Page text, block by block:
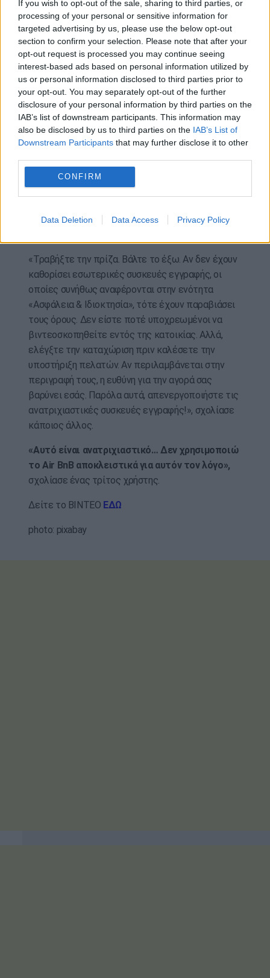
If you wish to opt-out of the sale, sharing to third parties, or
processing of your personal or sensitive information for
targeted advertising by us, please use the below opt-out
section to confirm your selection. Please note that after your
opt-out request is processed you may continue seeing
interest-based ads based on personal information utilized by
us or personal information disclosed to third parties prior to
your opt-out. You may separately opt-out of the further
disclosure of your personal information by third parties on the
IAB’s list of downstream participants. This information may
also be disclosed by us to third parties on the IAB’s List of
Downstream Participants that may further disclose it to other
CONFIRM
Data Deletion Data Access Privacy Policy
μιας ενεργής κράτησης, διαθέτουμε μια ομάδα
ασφαλείας με την οποία μπορείτε να
επικοινωνήσετε μέσω της 24ωρης Γραμμής
Ασφαλείας μας, η οποία είναι διαθέσιμη σε
όλους τους χρήστες»,πρόσθεσαν.
Πώς αντέδρασαν τα μέσα κοινωνικής
δικτύωσης;
Εν τω μεταξύ, στα μέσα κοινωνικής δικτύωσης, το
περιστατικό έχει προκαλέσει συναγερμό σχετικά
με την ασφάλεια και την ιδιωτικότητα των
επισκεπτών.
Αντιδρώντας στο βίντεο του Hardman, ένας
μια χαρά, αλλά το air bnb δεν επιτρέπει στους
«Τραβήξτε την πρίζα. Βάλτε το έξω. Αν δεν έχουν
καθορίσει εσωτερικές συσκευές εγγραφής, οι
οποίες συνήθως αναφέρονται στην ενότητα
«Ασφάλεια & Ιδιοκτησία», τότε έχουν παραβιάσει
τους όρους. Δεν είστε ποτέ υποχρεωμένοι να
βιντεοσκοπηθείτε εντός της κατοικίας. Αλλά,
ελέγξτε την καταχώριση πριν καλέσετε την
υποστήριξη πελατών. Αν περιλαμβάνεται στην
περιγραφή τους, η ευθύνη για την αγορά σας
βαρύνει εσάς. Παρόλα αυτά, απενεργοποιήστε τις
ανατριχιαστικές συσκευές εγγραφής!», σχολίασε
κάποιος άλλος.
«Αυτό είναι ανατριχιαστικό… Δεν χρησιμοποιώ
το Air BnB αποκλειστικά για αυτόν τον λόγο»,
σχολίασε ένας τρίτος χρήστης.
Δείτε το ΒΙΝΤΕΟ ΕΔΩ
photo: pixabay